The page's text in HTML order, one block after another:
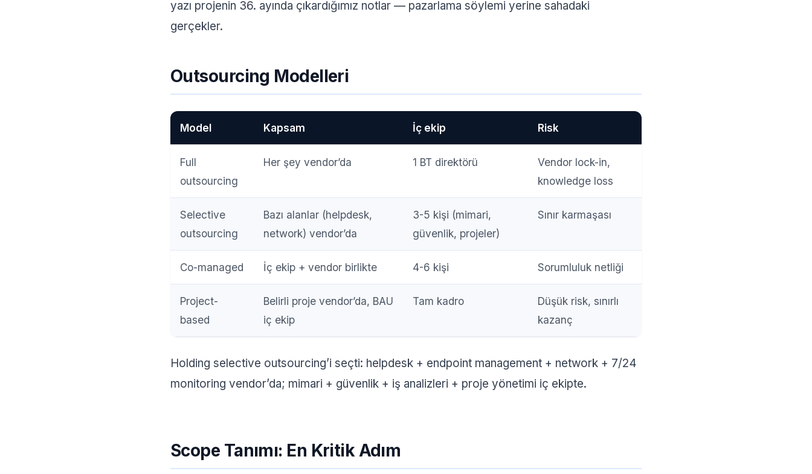
yazı projenin 36. ayında çıkardığımız notlar — pazarlama söylemi yerine sahadaki
gerçekler.
Outsourcing Modelleri
Model Kapsam İç ekip Risk
Full
outsourcing
Her şey vendor’da 1 BT direktörü
Vendor lock-in,
knowledge loss
Selective
outsourcing
Bazı alanlar (helpdesk,
network) vendor’da
3-5 kişi (mimari,
güvenlik, projeler)
Sınır karmaşası
Co-managed İç ekip + vendor birlikte 4-6 kişi Sorumluluk netliği
Project-
based
Belirli proje vendor’da, BAU
iç ekip
Tam kadro
Düşük risk, sınırlı
kazanç
Holding selective outsourcing’i seçti: helpdesk + endpoint management + network + 7/24
monitoring vendor’da; mimari + güvenlik + iş analizleri + proje yönetimi iç ekipte.
Scope Tanımı: En Kritik Adım